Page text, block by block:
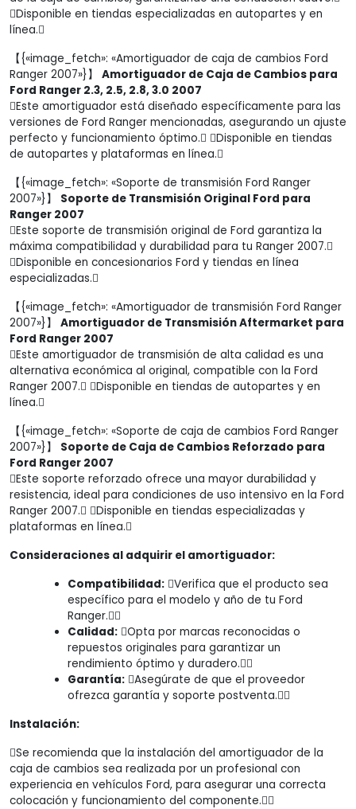
Disponible en tiendas especializadas en autopartes y en
línea.
【{«image_fetch»: «Amortiguador de caja de cambios Ford
Ranger 2007»}】 Amortiguador de Caja de Cambios para
Ford Ranger 2.3, 2.5, 2.8, 3.0 2007
Este amortiguador está diseñado específicamente para las
versiones de Ford Ranger mencionadas, asegurando un ajuste
perfecto y funcionamiento óptimo. Disponible en tiendas
de autopartes y plataformas en línea.
【{«image_fetch»: «Soporte de transmisión Ford Ranger
2007»}】 Soporte de Transmisión Original Ford para
Ranger 2007
Este soporte de transmisión original de Ford garantiza la
máxima compatibilidad y durabilidad para tu Ranger 2007.
Disponible en concesionarios Ford y tiendas en línea
especializadas.
【{«image_fetch»: «Amortiguador de transmisión Ford Ranger
2007»}】 Amortiguador de Transmisión Aftermarket para
Ford Ranger 2007
Este amortiguador de transmisión de alta calidad es una
alternativa económica al original, compatible con la Ford
Ranger 2007. Disponible en tiendas de autopartes y en
línea.
【{«image_fetch»: «Soporte de caja de cambios Ford Ranger
2007»}】 Soporte de Caja de Cambios Reforzado para
Ford Ranger 2007
Este soporte reforzado ofrece una mayor durabilidad y
resistencia, ideal para condiciones de uso intensivo en la Ford
Ranger 2007. Disponible en tiendas especializadas y
plataformas en línea.
Consideraciones al adquirir el amortiguador:
Compatibilidad:Verifica que el producto sea
específico para el modelo y año de tu Ford
Ranger.
Calidad:Opta por marcas reconocidas o
repuestos originales para garantizar un
rendimiento óptimo y duradero.
Garantía:Asegúrate de que el proveedor
ofrezca garantía y soporte postventa.
Instalación:
Se recomienda que la instalación del amortiguador de la
caja de cambios sea realizada por un profesional con
experiencia en vehículos Ford, para asegurar una correcta
colocación y funcionamiento del componente.